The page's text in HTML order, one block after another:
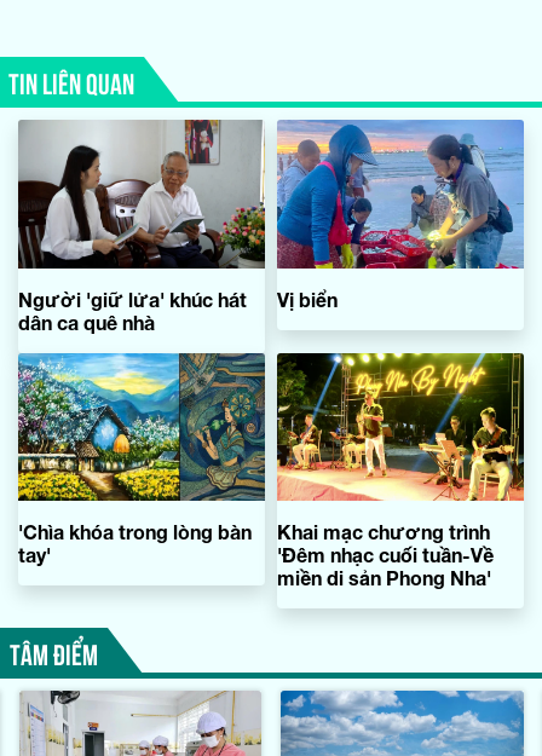
TIN LIÊN QUAN
Người 'giữ lửa' khúc hát
dân ca quê nhà
Vị biển
'Chìa khóa trong lòng bàn
tay'
Khai mạc chương trình
'Đêm nhạc cuối tuần-Về
miền di sản Phong Nha'
TÂM ĐIỂM